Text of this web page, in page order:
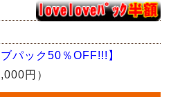
パック50％OFF!!!】
円）